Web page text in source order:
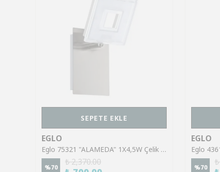
SEPETE EKLE
EGLO
Eglo 75321 "ALAMEDA" 1X4,5W Çelik Nikel Mat Sıva Üstü Spot
%70
₺ 2,370.00
EGLO
%70